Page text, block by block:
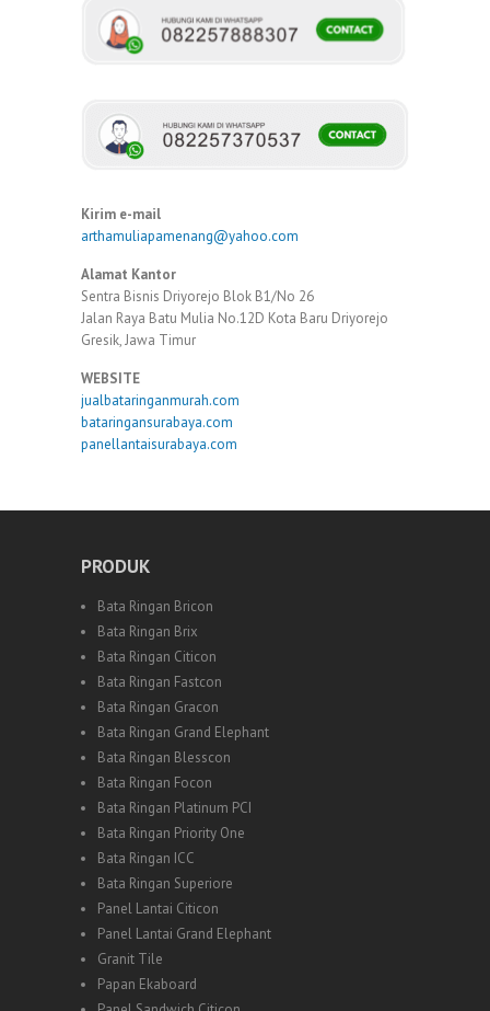
Kirim e-mail
arthamuliapamenang@yahoo.com
Alamat Kantor
Sentra Bisnis Driyorejo Blok B1/No 26
Jalan Raya Batu Mulia No.12D Kota Baru Driyorejo
Gresik, Jawa Timur
WEBSITE
jualbataringanmurah.com
bataringansurabaya.com
panellantaisurabaya.com
PRODUK
Bata Ringan Bricon
Bata Ringan Brix
Bata Ringan Citicon
Bata Ringan Fastcon
Bata Ringan Gracon
Bata Ringan Grand Elephant
Bata Ringan Blesscon
Bata Ringan Focon
Bata Ringan Platinum PCI
Bata Ringan Priority One
Bata Ringan ICC
Bata Ringan Superiore
Panel Lantai Citicon
Panel Lantai Grand Elephant
Granit Tile
Papan Ekaboard